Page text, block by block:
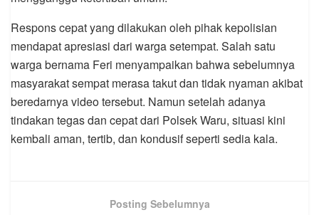
Respons cepat yang dilakukan oleh pihak kepolisian
mendapat apresiasi dari warga setempat. Salah satu
warga bernama Feri menyampaikan bahwa sebelumnya
masyarakat sempat merasa takut dan tidak nyaman akibat
beredarnya video tersebut. Namun setelah adanya
tindakan tegas dan cepat dari Polsek Waru, situasi kini
kembali aman, tertib, dan kondusif seperti sedia kala.
Posting Sebelumnya